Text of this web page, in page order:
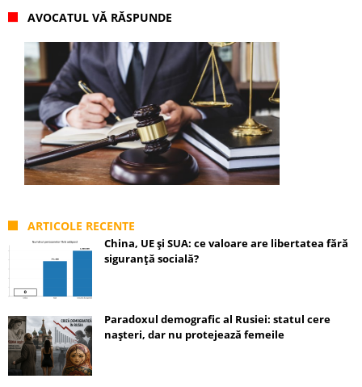
AVOCATUL VĂ RĂSPUNDE
ARTICOLE RECENTE
China, UE și SUA: ce valoare are libertatea fără
siguranță socială?
Paradoxul demografic al Rusiei: statul cere
nașteri, dar nu protejează femeile